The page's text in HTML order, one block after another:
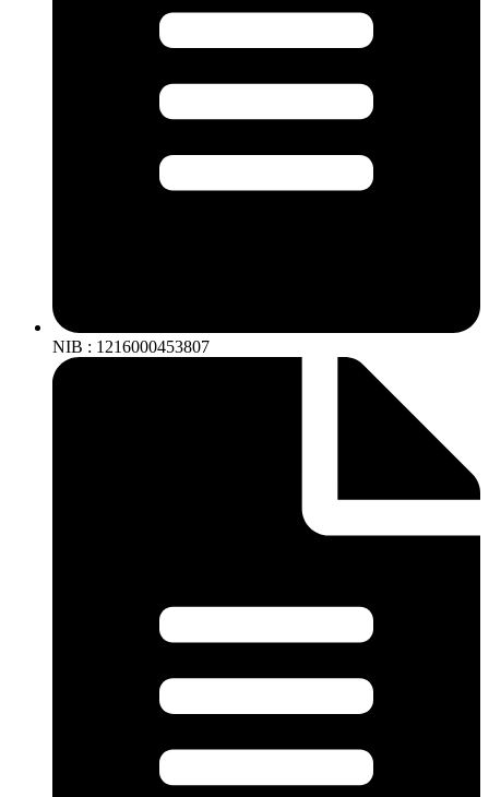
NIB : 1216000453807